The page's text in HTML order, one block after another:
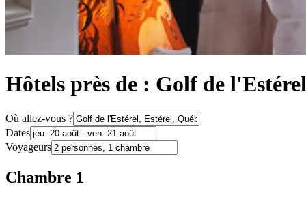
Hôtels près de : Golf de l'Estérel
Où allez-vous ?
Dates
Voyageurs
Chambre 1